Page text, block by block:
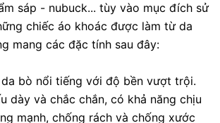
sáp - nubuck... tùy vào mục đích sử
chiếc áo khoác được làm từ da
mang các đặc tính sau đây:
bò nổi tiếng với độ bền vượt trội.
dày và chắc chắn, có khả năng chịu
mạnh, chống rách và chống xước